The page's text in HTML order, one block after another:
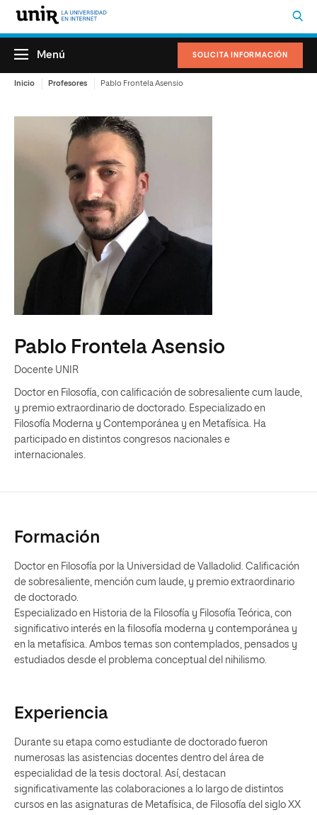
SOLICITA INFORMACIÓN
Menú
Inicio Profesores Pablo Frontela Asensio
Pablo Frontela Asensio
Docente UNIR
Doctor en Filosofía, con calificación de sobresaliente cum laude,
y premio extraordinario de doctorado. Especializado en
Filosofía Moderna y Contemporánea y en Metafísica. Ha
participado en distintos congresos nacionales e
internacionales.
Formación
Doctor en Filosofía por la Universidad de Valladolid. Calificación
de sobresaliente, mención cum laude, y premio extraordinario
de doctorado.
Especializado en Historia de la Filosofía y Filosofía Teórica, con
significativo interés en la filosofía moderna y contemporánea y
en la metafísica. Ambos temas son contemplados, pensados y
estudiados desde el problema conceptual del nihilismo.
Experiencia
Durante su etapa como estudiante de doctorado fueron
numerosas las asistencias docentes dentro del área de
especialidad de la tesis doctoral. Así, destacan
significativamente las colaboraciones a lo largo de distintos
cursos en las asignaturas de Metafísica, de Filosofía del siglo XX